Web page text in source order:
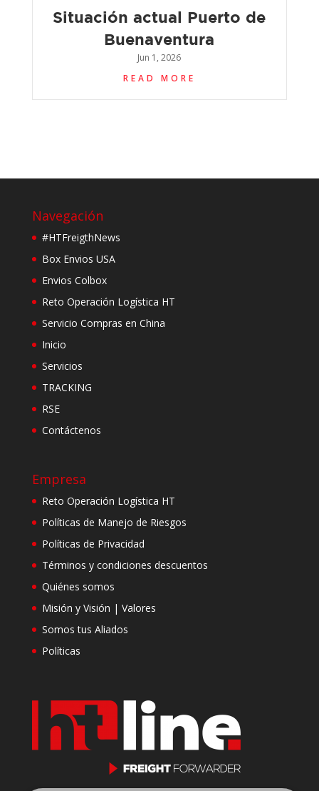
Situación actual Puerto de
Buenaventura
Jun 1, 2026
READ MORE
Navegación
#HTFreigthNews
Box Envios USA
Envios Colbox
Reto Operación Logística HT
Servicio Compras en China
Inicio
Servicios
TRACKING
RSE
Contáctenos
Empresa
Reto Operación Logística HT
Políticas de Manejo de Riesgos
Políticas de Privacidad
Términos y condiciones descuentos
Quiénes somos
Misión y Visión | Valores
Somos tus Aliados
Políticas